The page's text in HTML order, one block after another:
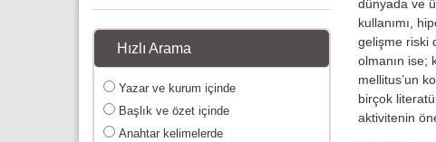
Hızlı Arama
Yazar ve kurum içinde
Başlık ve özet içinde
Anahtar kelimelerde
dünyada ve
kullanımı,
gelişme riski
olmanın ise;
mellitus’un
birçok
aktivitenin